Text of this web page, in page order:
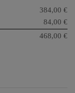
384,00 €
84,00 €
468,00 €